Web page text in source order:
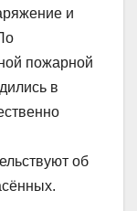
и
пожарной
в
об